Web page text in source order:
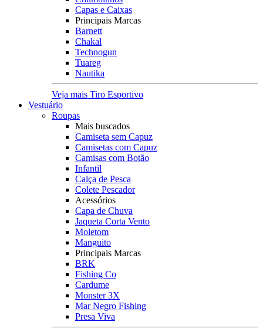
Capas e Caixas
Principais Marcas
Barnett
Chakal
Technogun
Tuareg
Nautika
Veja mais Tiro Esportivo
Vestuário
Roupas
Mais buscados
Camiseta sem Capuz
Camisetas com Capuz
Camisas com Botão
Infantil
Calça de Pesca
Colete Pescador
Acessórios
Capa de Chuva
Jaqueta Corta Vento
Moletom
Manguito
Principais Marcas
BRK
Fishing Co
Cardume
Monster 3X
Mar Negro Fishing
Presa Viva